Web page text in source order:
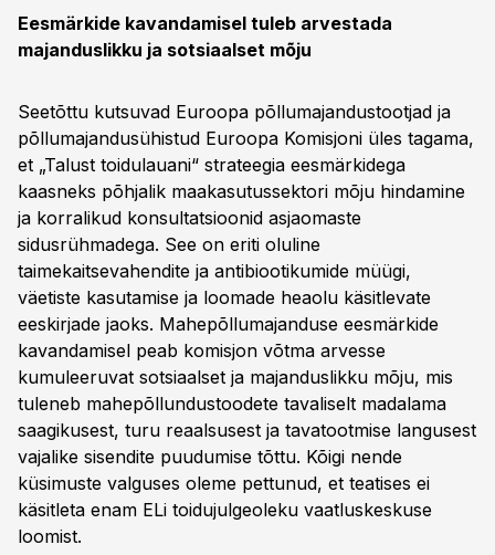
Eesmärkide kavandamisel tuleb arvestada
majanduslikku ja sotsiaalset mõju
Seetõttu kutsuvad Euroopa põllumajandustootjad ja
põllumajandusühistud Euroopa Komisjoni üles tagama,
et „Talust toidulauani“ strateegia eesmärkidega
kaasneks põhjalik maakasutussektori mõju hindamine
ja korralikud konsultatsioonid asjaomaste
sidusrühmadega. See on eriti oluline
taimekaitsevahendite ja antibiootikumide müügi,
väetiste kasutamise ja loomade heaolu käsitlevate
eeskirjade jaoks. Mahepõllumajanduse eesmärkide
kavandamisel peab komisjon võtma arvesse
kumuleeruvat sotsiaalset ja majanduslikku mõju, mis
tuleneb mahepõllundustoodete tavaliselt madalama
saagikusest, turu reaalsusest ja tavatootmise langusest
vajalike sisendite puudumise tõttu. Kõigi nende
küsimuste valguses oleme pettunud, et teatises ei
käsitleta enam ELi toidujulgeoleku vaatluskeskuse
loomist.